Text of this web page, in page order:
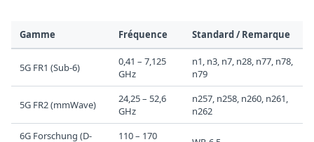
Gamme Fréquence Standard / Remarque
5G FR1 (Sub-6)
0,41 – 7,125
GHz
n1, n3, n7, n28, n77, n78,
n79
5G FR2 (mmWave)
24,25 – 52,6
GHz
n257, n258, n260, n261,
n262
6G Forschung (D-
110 – 170